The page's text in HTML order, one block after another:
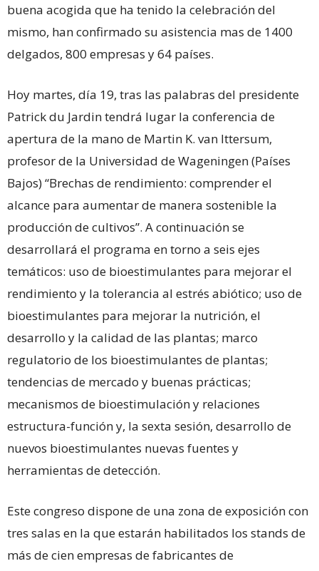
buena acogida que ha tenido la celebración del
mismo, han confirmado su asistencia mas de 1400
delgados, 800 empresas y 64 países.
Hoy martes, día 19, tras las palabras del presidente
Patrick du Jardin tendrá lugar la conferencia de
apertura de la mano de Martin K. van Ittersum,
profesor de la Universidad de Wageningen (Países
Bajos) “Brechas de rendimiento: comprender el
alcance para aumentar de manera sostenible la
producción de cultivos”. A continuación se
desarrollará el programa en torno a seis ejes
temáticos: uso de bioestimulantes para mejorar el
rendimiento y la tolerancia al estrés abiótico; uso de
bioestimulantes para mejorar la nutrición, el
desarrollo y la calidad de las plantas; marco
regulatorio de los bioestimulantes de plantas;
tendencias de mercado y buenas prácticas;
mecanismos de bioestimulación y relaciones
estructura-función y, la sexta sesión, desarrollo de
nuevos bioestimulantes nuevas fuentes y
herramientas de detección.
Este congreso dispone de una zona de exposición con
tres salas en la que estarán habilitados los stands de
más de cien empresas de fabricantes de